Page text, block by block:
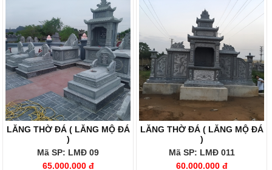
LĂNG THỜ ĐÁ ( LĂNG MỘ ĐÁ
)
Mã SP: LMĐ 09
65.000.000 đ
LĂNG THỜ ĐÁ ( LĂNG MỘ ĐÁ
)
Mã SP: LMĐ 011
60.000.000 đ